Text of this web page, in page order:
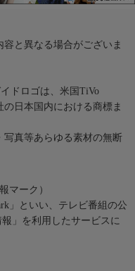
と異なる場合がございま
ドロゴは、米国TiVo
日本国内における商標ま
写真等あらゆる素材の無断
マーク）
」といい、テレビ番組の公
」を利用したサービスに